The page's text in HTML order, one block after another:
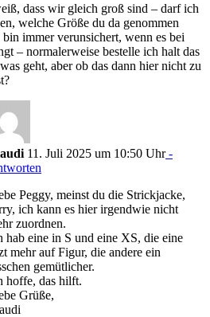
dass wir gleich groß sind – darf ich
welche Größe du da genommen
bin immer verunsichert, wenn es bei
– normalerweise bestelle ich halt das
geht, aber ob das dann hier nicht zu
11. Juli 2025 um 10:50 Uhr-
Peggy, meinst du die Strickjacke,
ich kann es hier irgendwie nicht
zuordnen.
hab eine in S und eine XS, die eine
mehr auf Figur, die andere ein
gemütlicher.
hoffe, das hilft.
Grüße,